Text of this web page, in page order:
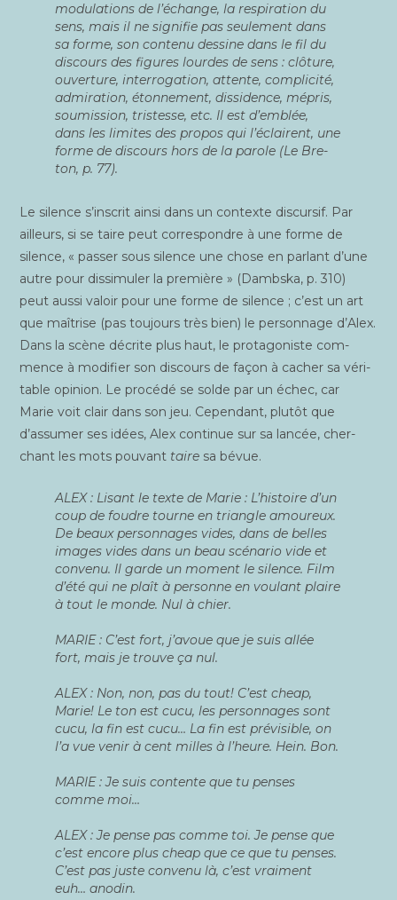
modu­la­tions de l’échange, la res­pi­ra­tion du
sens, mais il ne signi­fie pas seule­ment dans
sa forme, son conte­nu des­sine dans le fil du
dis­cours des figures lourdes de sens : clô­ture,
ouver­ture, inter­ro­ga­tion, attente, com­pli­ci­té,
admi­ra­tion, éton­ne­ment, dis­si­dence, mépris,
sou­mis­sion, tris­tesse, etc. Il est d’emblée,
dans les limites des pro­pos qui l’éclairent, une
forme de dis­cours hors de la parole (Le Bre­
ton, p. 77).
Le silence s’inscrit ain­si dans un contexte dis­cur­sif. Par
ailleurs, si se taire peut cor­res­pondre à une forme de
silence, « pas­ser sous silence une chose en par­lant d’une
autre pour dis­si­mu­ler la pre­mière » (Dambs­ka, p. 310)
peut aus­si valoir pour une forme de silence ; c’est un art
que maî­trise (pas tou­jours très bien) le per­son­nage d’Alex.
Dans la scène décrite plus haut, le pro­ta­go­niste com­
mence à modi­fier son dis­cours de façon à cacher sa véri­
table opi­nion. Le pro­cé­dé se solde par un échec, car
Marie voit clair dans son jeu. Cepen­dant, plu­tôt que
d’assumer ses idées, Alex conti­nue sur sa lan­cée, cher­
chant les mots pou­vant taire sa bévue.
ALEX : Lisant le texte de Marie : L’histoire d’un
coup de foudre tourne en tri­angle amou­reux.
De beaux per­son­nages vides, dans de belles
images vides dans un beau scé­na­rio vide et
conve­nu. Il garde un moment le silence. Film
d’été qui ne plaît à per­sonne en vou­lant plaire
à tout le monde. Nul à chier.
MARIE : C’est fort, j’avoue que je suis allée
fort, mais je trouve ça nul.
ALEX : Non, non, pas du tout! C’est cheap,
Marie! Le ton est cucu, les per­son­nages sont
cucu, la fin est cucu… La fin est pré­vi­sible, on
l’a vue venir à cent milles à l’heure. Hein. Bon.
MARIE : Je suis contente que tu penses
comme moi…
ALEX : Je pense pas comme toi. Je pense que
c’est encore plus cheap que ce que tu penses.
C’est pas juste conve­nu là, c’est vrai­ment
euh… anodin.